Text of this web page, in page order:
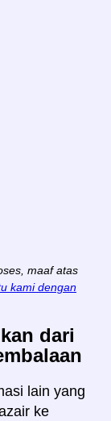
maaf atas
kami dengan
dari
lain yang
ke